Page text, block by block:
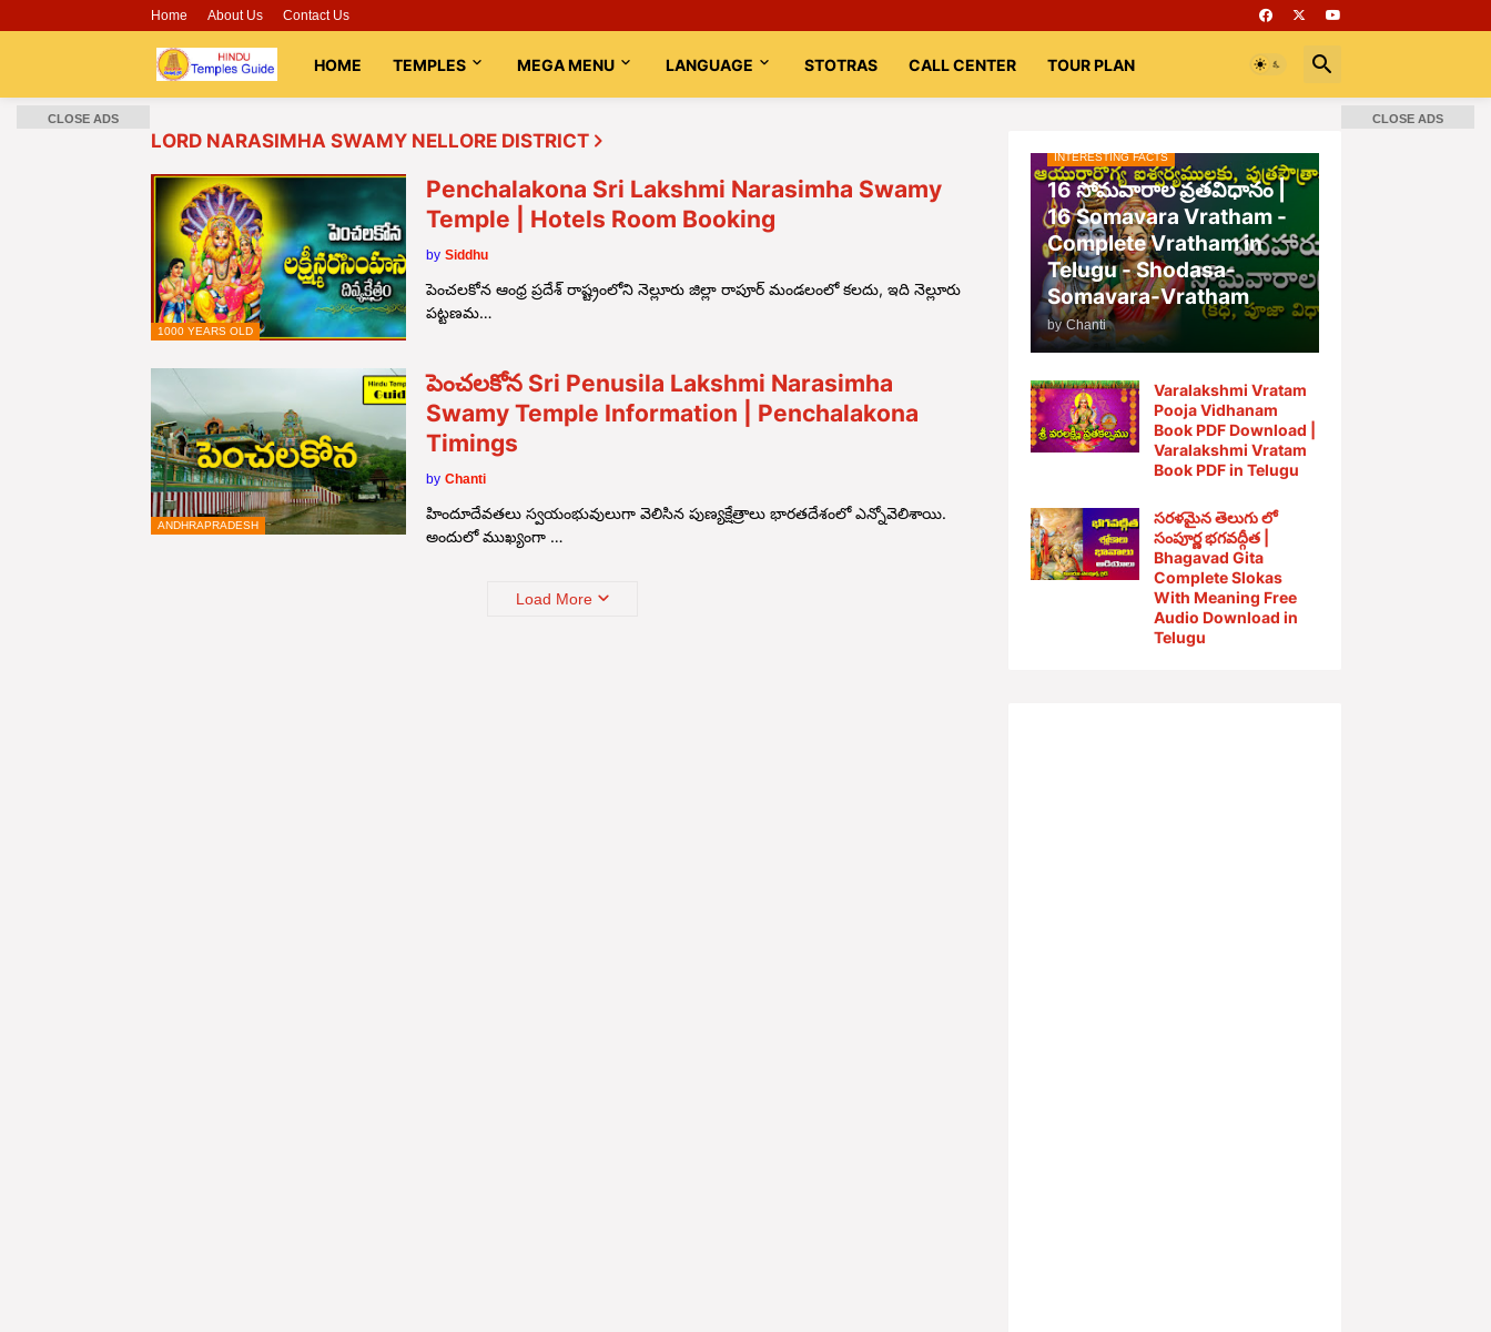
Home About Us Contact Us
HOME TEMPLES MEGA MENU LANGUAGE STOTRAS CALL CENTER TOUR PLAN
LORD NARASIMHA SWAMY NELLORE DISTRICT
1000 YEARS OLD
Penchalakona Sri Lakshmi Narasimha Swamy
Temple | Hotels Room Booking
by Siddhu
పెంచలకోన ఆంధ్ర ప్రదేశ్ రాష్ట్రంలోని నెల్లూరు జిల్లా రాపూర్ మండలంలో కలదు, ఇది నెల్లూరు
పట్టణమ…
ANDHRAPRADESH
పెంచలకోన Sri Penusila Lakshmi Narasimha
Swamy Temple Information | Penchalakona
Timings
by Chanti
హిందూదేవతలు స్వయంభువులుగా వెలిసిన పుణ్యక్షేత్రాలు భారతదేశంలో ఎన్నోవెలిశాయి.
అందులో ముఖ్యంగా …
Load More
INTERESTING FACTS
16 సోమవారాల వ్రతవిధానం |
16 Somavara Vratham -
Complete Vratham in
Telugu - Shodasa-
Somavara-Vratham
by Chanti
Varalakshmi Vratam
Pooja Vidhanam
Book PDF Download |
Varalakshmi Vratam
Book PDF in Telugu
సరళమైన తెలుగు లో
సంపూర్ణ భగవద్గీత |
Bhagavad Gita
Complete Slokas
With Meaning Free
Audio Download in
Telugu
CLOSE ADS CLOSE ADS